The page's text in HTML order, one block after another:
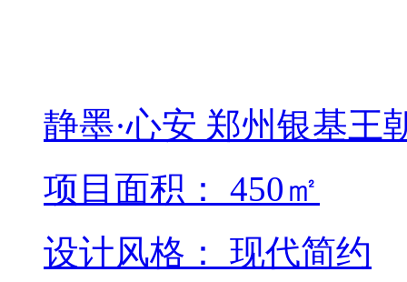
静墨·心安 郑州银基王
项目面积： 450㎡
设计风格： 现代简约